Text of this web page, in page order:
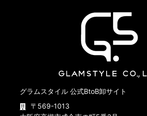
グラムスタイル 公式BtoB卸サイト
〒569-1013